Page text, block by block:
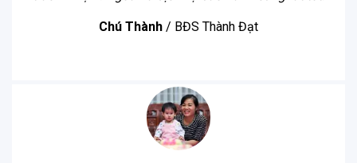
Chú Thành / BĐS Thành Đạt